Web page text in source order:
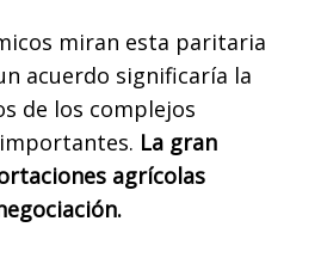
miran esta paritaria
acuerdo significaría la
de los complejos
La gran
agrícolas